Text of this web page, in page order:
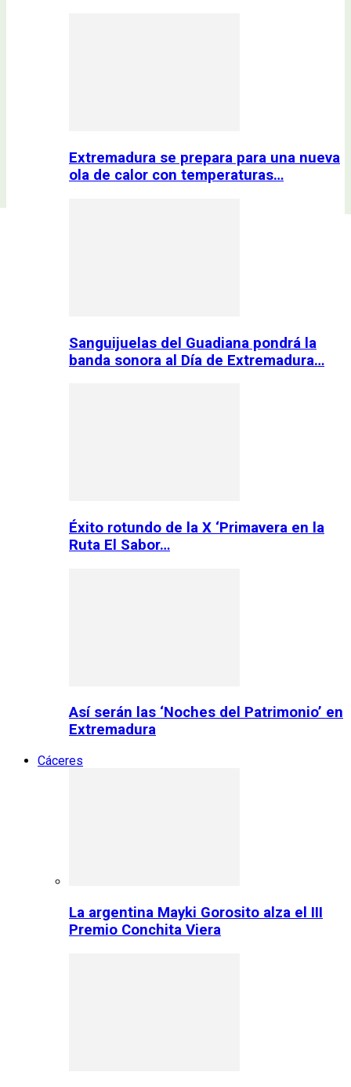
Extremadura se prepara para una nueva
ola de calor con temperaturas…
Sanguijuelas del Guadiana pondrá la
banda sonora al Día de Extremadura…
Éxito rotundo de la X ‘Primavera en la
Ruta El Sabor…
Así serán las ‘Noches del Patrimonio’ en
Extremadura
Cáceres
La argentina Mayki Gorosito alza el III
Premio Conchita Viera